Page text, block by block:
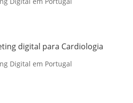
digital para Cardiologia
Digital em Portugal